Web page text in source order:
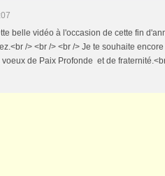
belle vidéo à l'occasion de cette fin
/> <br /> <br /> Je te souhaite
de Paix Profonde et de